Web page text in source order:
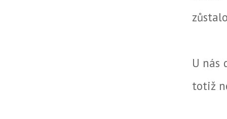
U nás
totiž